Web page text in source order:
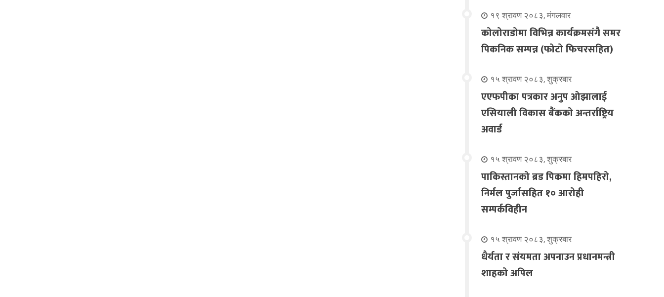
१९ श्रावण २०८३, मंगलवार
कोलोराडोमा विभिन्न कार्यक्रमसंगै समर
पिकनिक सम्पन्न (फोटो फिचरसहित)
१५ श्रावण २०८३, शुक्रबार
एएफपीका पत्रकार अनुप ओझालाई
एसियाली विकास बैंकको अन्तर्राष्ट्रिय
अवार्ड
१५ श्रावण २०८३, शुक्रबार
पाकिस्तानको ब्रड पिकमा हिमपहिरो,
निर्मल पुर्जासहित १० आरोही
सम्पर्कविहीन
१५ श्रावण २०८३, शुक्रबार
धैर्यता र संयमता अपनाउन प्रधानमन्त्री
शाहको अपिल